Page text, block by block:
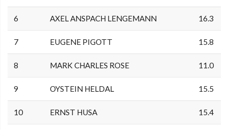
6 AXEL ANSPACH LENGEMANN 16.3
7 EUGENE PIGOTT 15.8
8 MARK CHARLES ROSE 11.0
9 OYSTEIN HELDAL 15.5
10 ERNST HUSA 15.4